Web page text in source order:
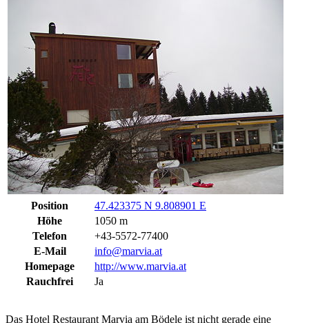
Position
47.423375 N 9.808901 E
Höhe
1050 m
Telefon
+43-5572-77400
E-Mail
info@marvia.at
Homepage
http://www.marvia.at
Rauchfrei
Ja
Das Hotel Restaurant Marvia am Bödele ist nicht gerade eine